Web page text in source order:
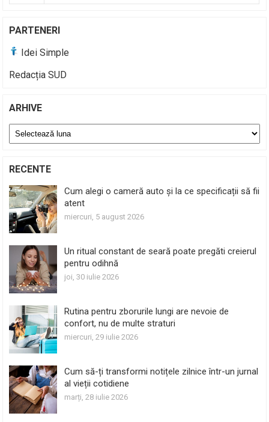
PARTENERI
Idei Simple
Redacția SUD
ARHIVE
Arhive
RECENTE
Cum alegi o cameră auto și la ce specificații să fii
atent
miercuri, 5 august 2026
Un ritual constant de seară poate pregăti creierul
pentru odihnă
joi, 30 iulie 2026
Rutina pentru zborurile lungi are nevoie de
confort, nu de multe straturi
miercuri, 29 iulie 2026
Cum să-ți transformi notițele zilnice într-un jurnal
al vieții cotidiene
marți, 28 iulie 2026